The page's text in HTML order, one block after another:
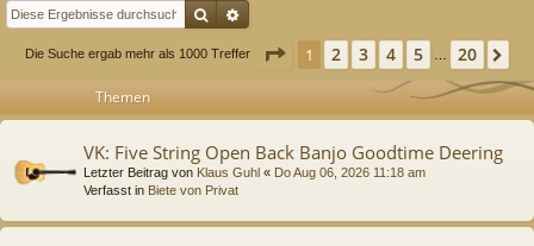
Suche
Die Suche ergab mehr als 1000 Treffer Seite1 von 20
1 2 3 4 5 20
Themen
VK: Five String Open Back Banjo Goodtime Deering
Letzter Beitrag von Klaus Guhl « Do Aug 06, 2026 11:18 am
Verfasst in Biete von Privat